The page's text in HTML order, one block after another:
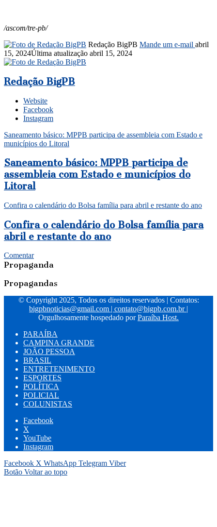
/ascom/tre-pb/
Redação BigPB Mande um e-mail abril
15, 2024Última atualização abril 15, 2024
Redação BigPB
Website
Facebook
Instagram
Saneamento básico: MPPB participa de assembleia com Estado e
municípios do Litoral
Saneamento básico: MPPB participa de
assembleia com Estado e municípios do
Litoral
Confira o calendário do Bolsa família para abril e restante do ano
Confira o calendário do Bolsa família para
abril e restante do ano
Comentar
Propaganda
Propagandas
© Copyright 2025, Todos os direitos reservados | Contatos:
bigpbnoticias@gmail.com
contato@bigpb.com.br
Orgulhosamente hospedado porParaíba Host.
PARAÍBA
CAMPINA GRANDE
JOÃO PESSOA
BRASIL
ENTRETENIMENTO
ESPORTES
POLÍTICA
POLICIAL
COLUNISTAS
Facebook
X
YouTube
Instagram
Facebook X WhatsApp Telegram Viber
Botão Voltar ao topo